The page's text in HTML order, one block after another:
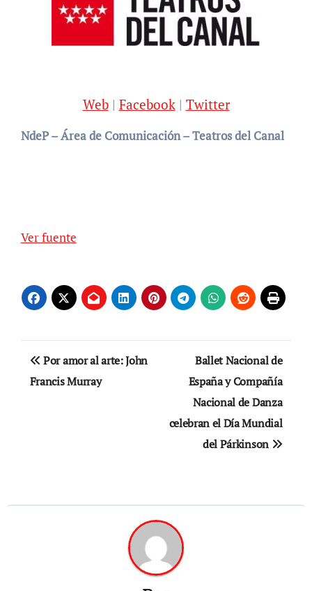
Web| Facebook| Twitter
NdeP – Área de Comunicación – Teatros del Canal
Ver fuente
Navegación
de
Por amor al arte: John
Francis Murray
Ballet Nacional de
España y Compañía
Nacional de Danza
celebran el Día Mundial
del Párkinson